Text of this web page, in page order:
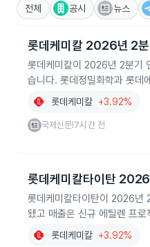
전체 공시 뉴스
롯데케미칼 2026년 2분
롯데케미칼이 2026년 2분기
습니다. 롯데정밀화학과 롯데
롯데케미칼 +3.92%
국제신문 7시간 전
롯데케미칼타이탄
롯데케미칼타이탄이 2026년
됐고 매출은 신규 에틸렌 프
롯데케미칼 +3.92%